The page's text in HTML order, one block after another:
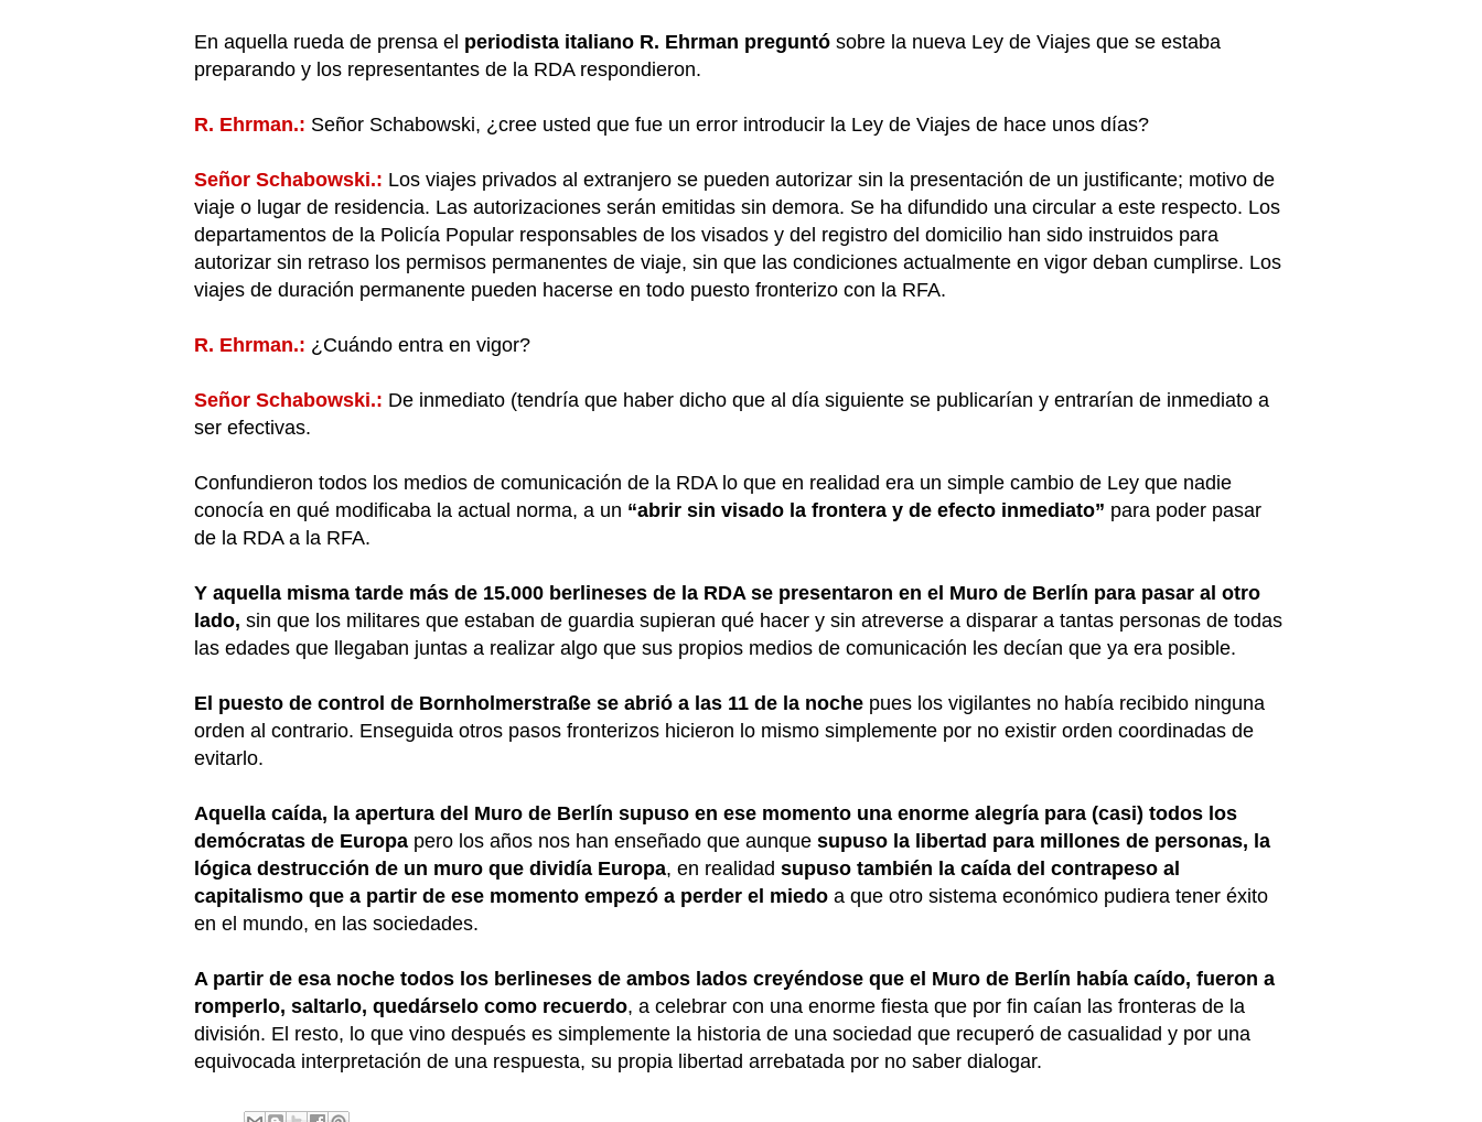
En aquella rueda de prensa el periodista italiano R. Ehrman preguntó sobre la nueva Ley de Viajes que se estaba
preparando y los representantes de la RDA respondieron.
R. Ehrman.: Señor Schabowski, ¿cree usted que fue un error introducir la Ley de Viajes de hace unos días?
Señor Schabowski.: Los viajes privados al extranjero se pueden autorizar sin la presentación de un justificante; motivo de
viaje o lugar de residencia. Las autorizaciones serán emitidas sin demora. Se ha difundido una circular a este respecto. Los
departamentos de la Policía Popular responsables de los visados y del registro del domicilio han sido instruidos para
autorizar sin retraso los permisos permanentes de viaje, sin que las condiciones actualmente en vigor deban cumplirse. Los
viajes de duración permanente pueden hacerse en todo puesto fronterizo con la RFA.
R. Ehrman.: ¿Cuándo entra en vigor?
Señor Schabowski.: De inmediato (tendría que haber dicho que al día siguiente se publicarían y entrarían de inmediato a
ser efectivas.
Confundieron todos los medios de comunicación de la RDA lo que en realidad era un simple cambio de Ley que nadie
conocía en qué modificaba la actual norma, a un “abrir sin visado la frontera y de efecto inmediato” para poder pasar
de la RDA a la RFA.
Y aquella misma tarde más de 15.000 berlineses de la RDA se presentaron en el Muro de Berlín para pasar al otro
lado, sin que los militares que estaban de guardia supieran qué hacer y sin atreverse a disparar a tantas personas de todas
las edades que llegaban juntas a realizar algo que sus propios medios de comunicación les decían que ya era posible.
El puesto de control de Bornholmerstraße se abrió a las 11 de la noche pues los vigilantes no había recibido ninguna
orden al contrario. Enseguida otros pasos fronterizos hicieron lo mismo simplemente por no existir orden coordinadas de
evitarlo.
Aquella caída, la apertura del Muro de Berlín supuso en ese momento una enorme alegría para (casi) todos los
demócratas de Europa pero los años nos han enseñado que aunque supuso la libertad para millones de personas, la
lógica destrucción de un muro que dividía Europa, en realidad supuso también la caída del contrapeso al
capitalismo que a partir de ese momento empezó a perder el miedo a que otro sistema económico pudiera tener éxito
en el mundo, en las sociedades.
A partir de esa noche todos los berlineses de ambos lados creyéndose que el Muro de Berlín había caído, fueron a
romperlo, saltarlo, quedárselo como recuerdo, a celebrar con una enorme fiesta que por fin caían las fronteras de la
división. El resto, lo que vino después es simplemente la historia de una sociedad que recuperó de casualidad y por una
equivocada interpretación de una respuesta, su propia libertad arrebatada por no saber dialogar.